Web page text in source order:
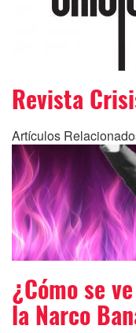
Revista
Artículos
¿Cómo se
la Narco